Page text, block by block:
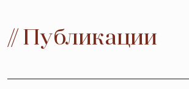
// Публикации